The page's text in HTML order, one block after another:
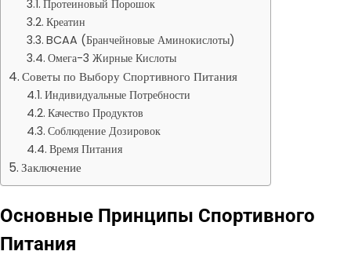
Протеиновый Порошок
Креатин
BCAA (Бранчейновые Аминокислоты)
Омега-3 Жирные Кислоты
Советы по Выбору Спортивного Питания
Индивидуальные Потребности
Качество Продуктов
Соблюдение Дозировок
Время Питания
Заключение
Основные Принципы Спортивного
Питания